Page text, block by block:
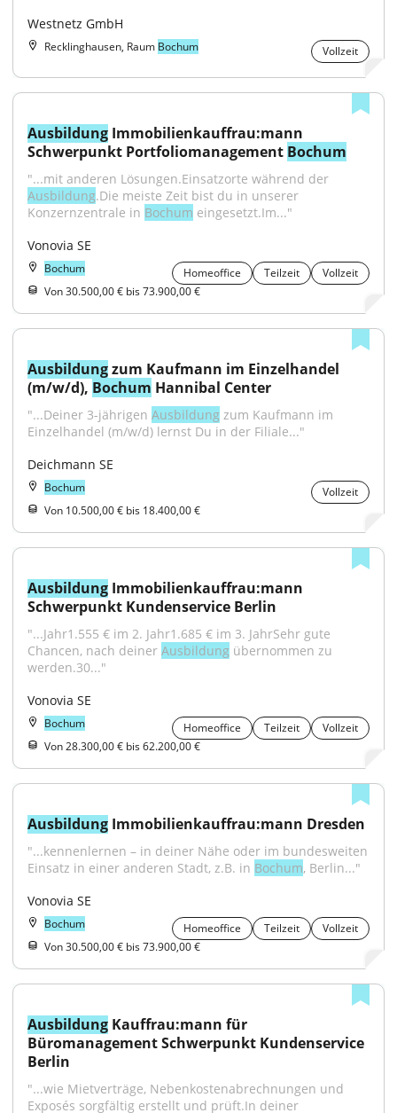
Westnetz GmbH
Recklinghausen, Raum Bochum Vollzeit
Ausbildung Immobilienkauffrau:mann
Schwerpunkt Portfoliomanagement Bochum
Ausbildung.Die meiste Zeit bist du in unserer
Konzernzentrale in Bochum eingesetzt.Im..."
Vonovia SE
Bochum Homeoffice Teilzeit
Vollzeit
Von 30.500,00 € bis 73.900,00 €
Ausbildung zum Kaufmann im Einzelhandel
(m/w/d), Bochum Hannibal Center
"...Deiner 3-jährigen Ausbildung zum Kaufmann im
Einzelhandel (m/w/d) lernst Du in der Filiale..."
Deichmann SE
Bochum
Vollzeit
Von 10.500,00 € bis 18.400,00 €
Ausbildung Immobilienkauffrau:mann
Schwerpunkt Kundenservice Berlin
"...Jahr1.555 € im 2. Jahr1.685 € im 3. JahrSehr gute
Chancen, nach deiner Ausbildung übernommen zu
werden.30..."
Vonovia SE
Bochum Homeoffice Teilzeit
Vollzeit
Von 28.300,00 € bis 62.200,00 €
Ausbildung Immobilienkauffrau:mann Dresden
"...kennenlernen – in deiner Nähe oder im bundesweiten
Einsatz in einer anderen Stadt, z.B. in Bochum, Berlin..."
Vonovia SE
Bochum Homeoffice Teilzeit
Vollzeit
Von 30.500,00 € bis 73.900,00 €
Ausbildung Kauffrau:mann für
Büromanagement Schwerpunkt Kundenservice
Berlin
"...wie Mietverträge, Nebenkostenabrechnungen und